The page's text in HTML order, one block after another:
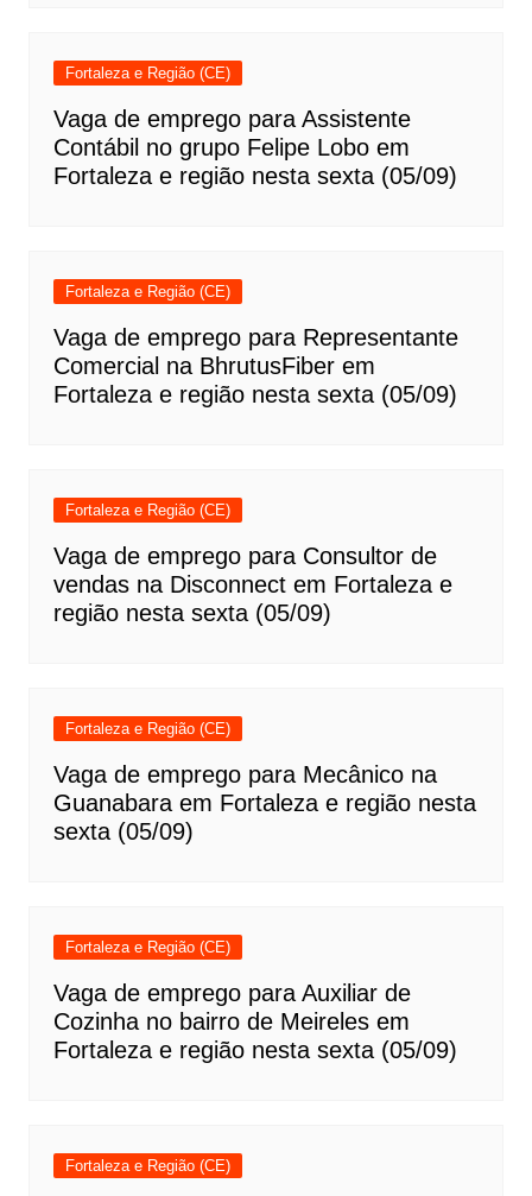
Fortaleza e Região (CE)
Vaga de emprego para Assistente
Contábil no grupo Felipe Lobo em
Fortaleza e região nesta sexta (05/09)
Fortaleza e Região (CE)
Vaga de emprego para Representante
Comercial na BhrutusFiber em
Fortaleza e região nesta sexta (05/09)
Fortaleza e Região (CE)
Vaga de emprego para Consultor de
vendas na Disconnect em Fortaleza e
região nesta sexta (05/09)
Fortaleza e Região (CE)
Vaga de emprego para Mecânico na
Guanabara em Fortaleza e região nesta
sexta (05/09)
Fortaleza e Região (CE)
Vaga de emprego para Auxiliar de
Cozinha no bairro de Meireles em
Fortaleza e região nesta sexta (05/09)
Fortaleza e Região (CE)